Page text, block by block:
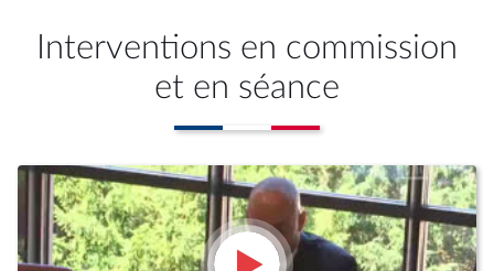
Interventions en commission
et en séance